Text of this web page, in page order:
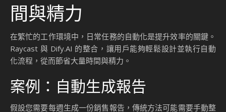
間與精力
在繁忙的工作環境中，日常任務的自動化是提升效率的關鍵。
Raycast 與 Dify.AI 的整合，讓用戶能夠輕鬆設計並執行自動
化流程，從而節省大量時間與精力。
案例：自動生成報告
假設您需要每週生成一份銷售報告，傳統方法可能需要手動整